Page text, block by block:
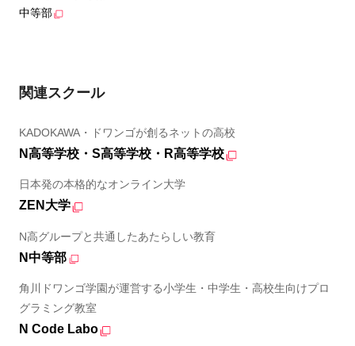
中等部
関連スクール
KADOKAWA・ドワンゴが創るネットの高校
N高等学校・S高等学校・R高等学校
日本発の本格的なオンライン大学
ZEN大学
N高グループと共通したあたらしい教育
N中等部
角川ドワンゴ学園が運営する小学生・中学生・高校生向けプロ
グラミング教室
N Code Labo